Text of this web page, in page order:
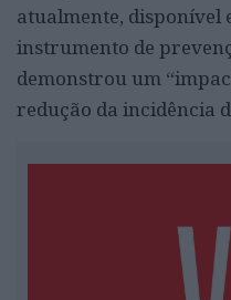
atualmente, disponível
instrumento de
demonstrou um
redução da incidência